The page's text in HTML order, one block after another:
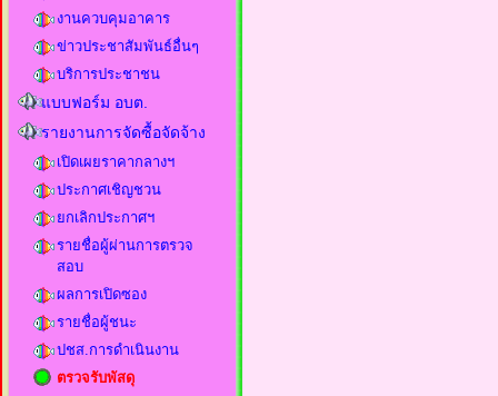
งานควบคุมอาคาร
ข่าวประชาสัมพันธ์อื่นๆ
บริการประชาชน
แบบฟอร์ม อบต.
รายงานการจัดซื้อจัดจ้าง
เปิดเผยราคากลางฯ
ประกาศเชิญชวน
ยกเลิกประกาศฯ
รายชื่อผู้ผ่านการตรวจ
สอบ
ผลการเปิดซอง
รายชื่อผู้ชนะ
ปชส.การดำเนินงาน
ตรวจรับพัสดุ